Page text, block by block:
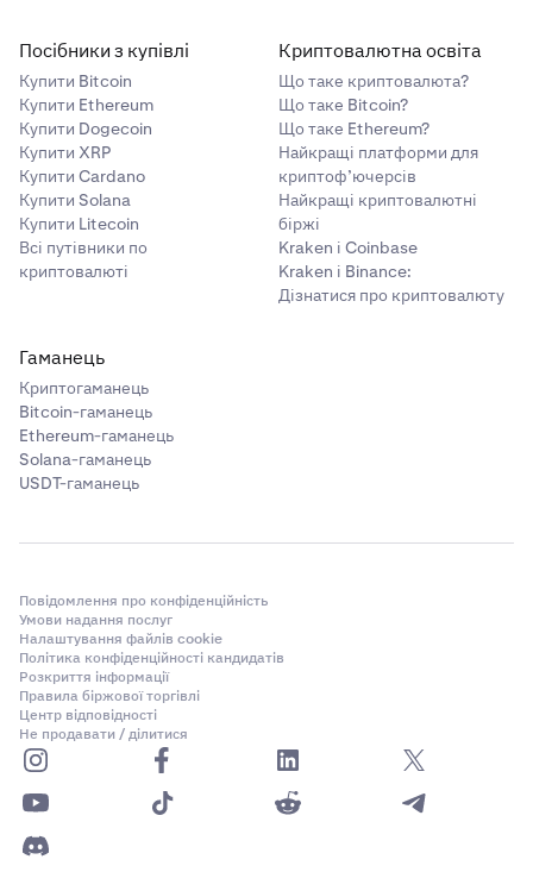
Посібники з купівлі
Купити Bitcoin
Купити Ethereum
Купити Dogecoin
Купити XRP
Купити Cardano
Купити Solana
Купити Litecoin
Всі путівники по
криптовалюті
Криптовалютна освіта
Що таке криптовалюта?
Що таке Bitcoin?
Що таке Ethereum?
Найкращі платформи для
криптоф’ючерсів
Найкращі криптовалютні
біржі
Kraken і Coinbase
Kraken і Binance:
Дізнатися про криптовалюту
Гаманець
Криптогаманець
Bitcoin-гаманець
Ethereum-гаманець
Solana-гаманець
USDT-гаманець
Повідомлення про конфіденційність
Умови надання послуг
Налаштування файлів cookie
Політика конфіденційності кандидатів
Розкриття інформації
Правила біржової торгівлі
Центр відповідності
Не продавати / ділитися